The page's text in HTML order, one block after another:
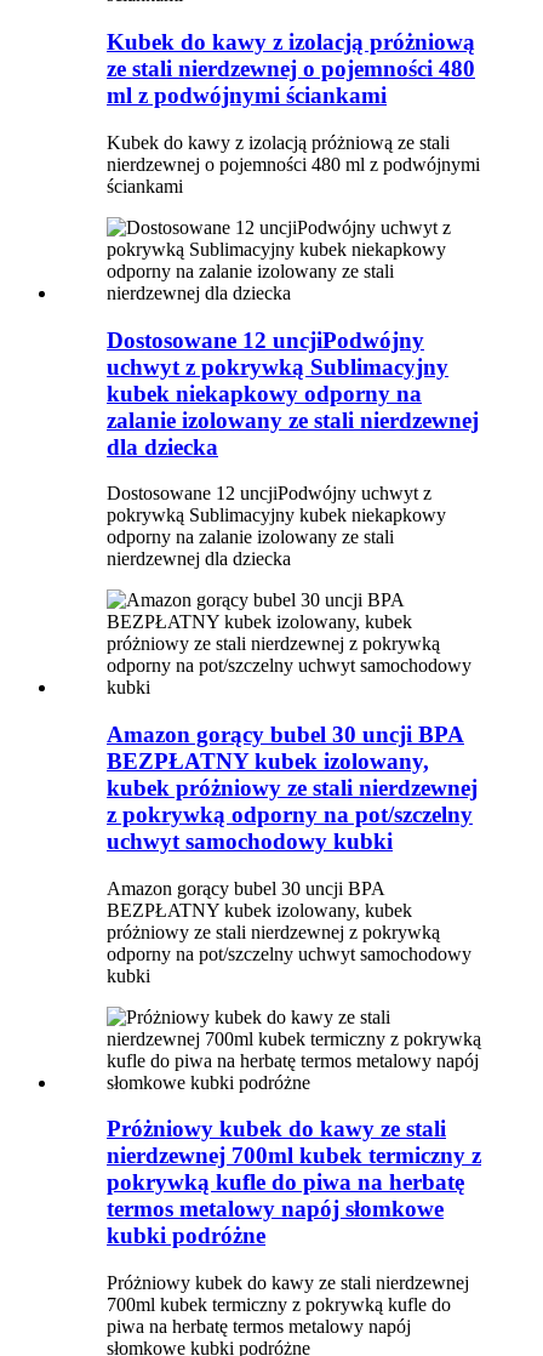
Kubek do kawy z izolacją próżniową
ze stali nierdzewnej o pojemności 480
ml z podwójnymi ściankami
Kubek do kawy z izolacją próżniową ze stali
nierdzewnej o pojemności 480 ml z podwójnymi
ściankami
Dostosowane 12 uncjiPodwójny
uchwyt z pokrywką Sublimacyjny
kubek niekapkowy odporny na
zalanie izolowany ze stali nierdzewnej
dla dziecka
Dostosowane 12 uncjiPodwójny uchwyt z
pokrywką Sublimacyjny kubek niekapkowy
odporny na zalanie izolowany ze stali
nierdzewnej dla dziecka
Amazon gorący bubel 30 uncji BPA
BEZPŁATNY kubek izolowany,
kubek próżniowy ze stali nierdzewnej
z pokrywką odporny na pot/szczelny
uchwyt samochodowy kubki
Amazon gorący bubel 30 uncji BPA
BEZPŁATNY kubek izolowany, kubek
próżniowy ze stali nierdzewnej z pokrywką
odporny na pot/szczelny uchwyt samochodowy
kubki
Próżniowy kubek do kawy ze stali
nierdzewnej 700ml kubek termiczny z
pokrywką kufle do piwa na herbatę
termos metalowy napój słomkowe
kubki podróżne
Próżniowy kubek do kawy ze stali nierdzewnej
700ml kubek termiczny z pokrywką kufle do
piwa na herbatę termos metalowy napój
słomkowe kubki podróżne